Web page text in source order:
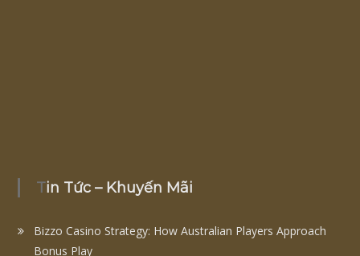
Tin Tức – Khuyến Mãi
Bizzo Casino Strategy: How Australian Players Approach
Bonus Play